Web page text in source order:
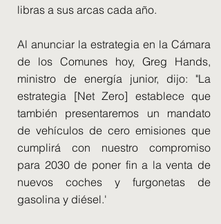
libras a sus arcas cada año.
Al anunciar la estrategia en la Cámara
de los Comunes hoy, Greg Hands,
ministro de energía junior, dijo: "La
estrategia [Net Zero] establece que
también presentaremos un mandato
de vehículos de cero emisiones que
cumplirá con nuestro compromiso
para 2030 de poner fin a la venta de
nuevos coches y furgonetas de
gasolina y diésel.'